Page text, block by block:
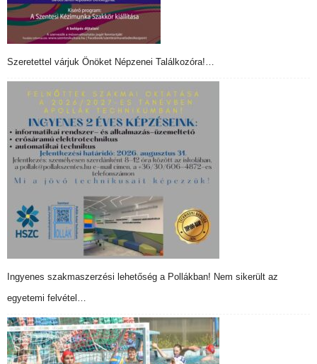
Szeretettel várjuk Önöket Népzenei Találkozóra!…
Ingyenes szakmaszerzési lehetőség a Pollákban! Nem sikerült az
egyetemi felvétel…